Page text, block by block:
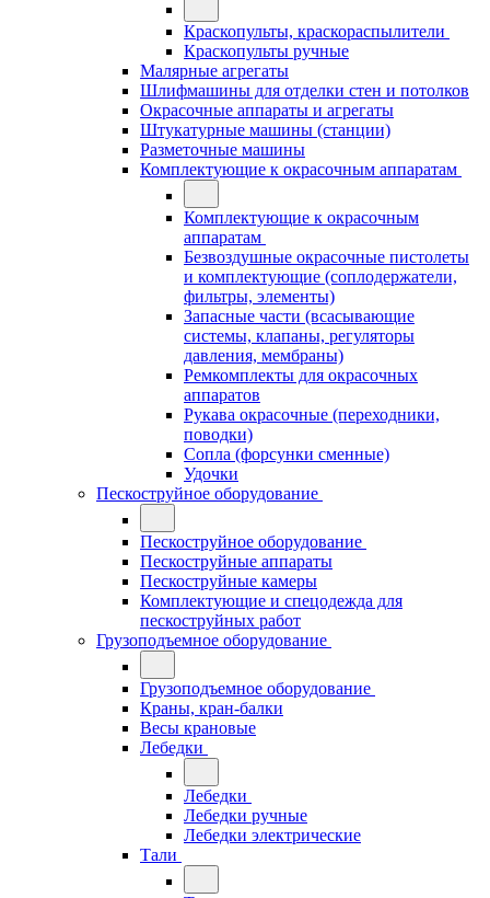
Краскопульты, краскораспылители
Краскопульты ручные
Малярные агрегаты
Шлифмашины для отделки стен и потолков
Окрасочные аппараты и агрегаты
Штукатурные машины (станции)
Разметочные машины
Комплектующие к окрасочным аппаратам
Комплектующие к окрасочным
аппаратам
Безвоздушные окрасочные пистолеты
и комплектующие (соплодержатели,
фильтры, элементы)
Запасные части (всасывающие
системы, клапаны, регуляторы
давления, мембраны)
Ремкомплекты для окрасочных
аппаратов
Рукава окрасочные (переходники,
поводки)
Сопла (форсунки сменные)
Удочки
Пескоструйное оборудование
Пескоструйное оборудование
Пескоструйные аппараты
Пескоструйные камеры
Комплектующие и спецодежда для
пескоструйных работ
Грузоподъемное оборудование
Грузоподъемное оборудование
Краны, кран-балки
Весы крановые
Лебедки
Лебедки
Лебедки ручные
Лебедки электрические
Тали